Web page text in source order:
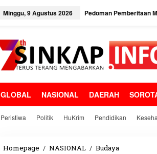
Minggu, 9 Agustus 2026 Pedoman Pemberitaan
GLOBAL NASIONAL DAERAH
Peristiwa Politik HuKrim Pendidikan
Homepage / NASIONAL / Budaya